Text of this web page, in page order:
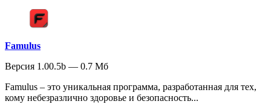
Famulus
Версия 1.00.5b — 0.7 Мб
Famulus – это уникальная программа, разработанная для тех,
кому небезразлично здоровье и безопасность...